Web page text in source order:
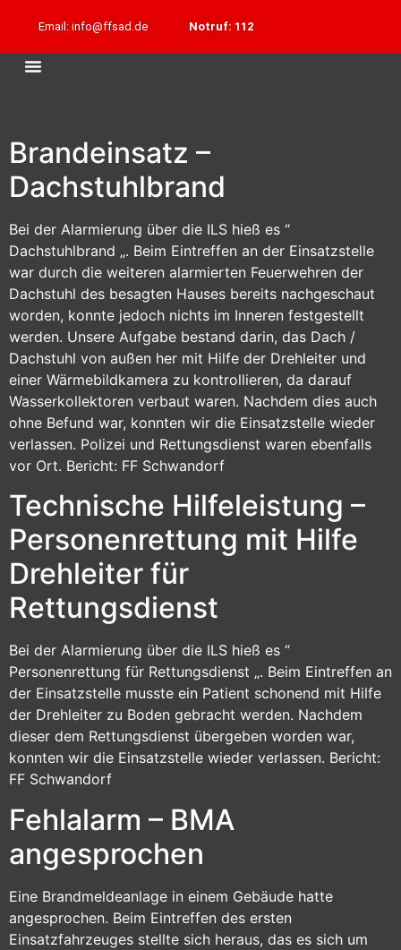
Email: info@ffsad.de Notruf: 112
Brandeinsatz –
Dachstuhlbrand
Bei der Alarmierung über die ILS hieß es “
Dachstuhlbrand „. Beim Eintreffen an der Einsatzstelle
war durch die weiteren alarmierten Feuerwehren der
Dachstuhl des besagten Hauses bereits nachgeschaut
worden, konnte jedoch nichts im Inneren festgestellt
werden. Unsere Aufgabe bestand darin, das Dach /
Dachstuhl von außen her mit Hilfe der Drehleiter und
einer Wärmebildkamera zu kontrollieren, da darauf
Wasserkollektoren verbaut waren. Nachdem dies auch
ohne Befund war, konnten wir die Einsatzstelle wieder
verlassen. Polizei und Rettungsdienst waren ebenfalls
vor Ort. Bericht: FF Schwandorf
Technische Hilfeleistung –
Personenrettung mit Hilfe
Drehleiter für
Rettungsdienst
Bei der Alarmierung über die ILS hieß es “
Personenrettung für Rettungsdienst „. Beim Eintreffen an
der Einsatzstelle musste ein Patient schonend mit Hilfe
der Drehleiter zu Boden gebracht werden. Nachdem
dieser dem Rettungsdienst übergeben worden war,
konnten wir die Einsatzstelle wieder verlassen. Bericht:
FF Schwandorf
Fehlalarm – BMA
angesprochen
Eine Brandmeldeanlage in einem Gebäude hatte
angesprochen. Beim Eintreffen des ersten
Einsatzfahrzeuges stellte sich heraus, das es sich um